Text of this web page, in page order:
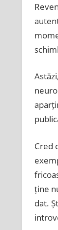
Cred
ține
dat.